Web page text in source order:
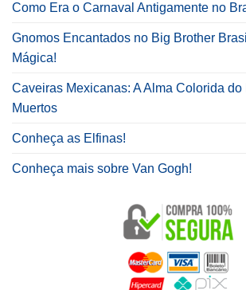
Como Era o Carnaval Antigamente no
Gnomos Encantados no Big Brother
Mágica!
Caveiras Mexicanas: A Alma Colorida do
Muertos
Conheça as Elfinas!
Conheça mais sobre Van Gogh!